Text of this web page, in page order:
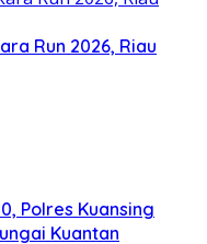
Run 2026, Riau
Polres Kuansing
Kuantan